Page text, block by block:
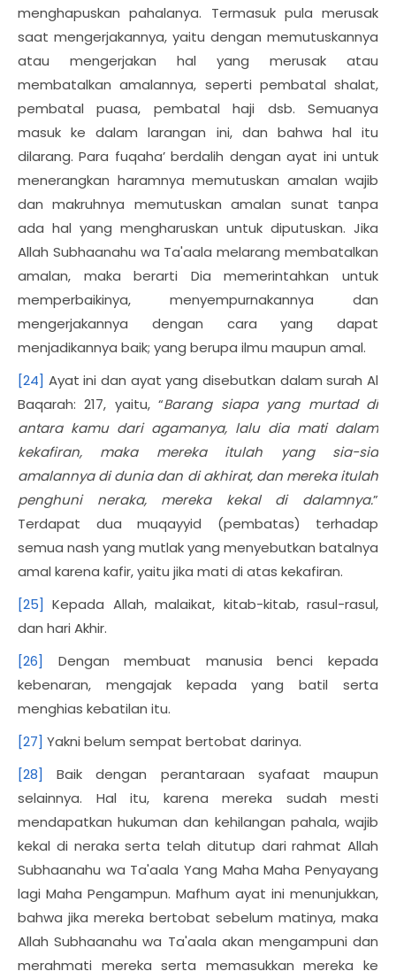
menghapuskan pahalanya. Termasuk pula merusak
saat mengerjakannya, yaitu dengan memutuskannya
atau mengerjakan hal yang merusak atau
membatalkan amalannya, seperti pembatal shalat,
pembatal puasa, pembatal haji dsb. Semuanya
masuk ke dalam larangan ini, dan bahwa hal itu
dilarang. Para fuqaha’ berdalih dengan ayat ini untuk
menerangkan haramnya memutuskan amalan wajib
dan makruhnya memutuskan amalan sunat tanpa
ada hal yang mengharuskan untuk diputuskan. Jika
Allah Subhaanahu wa Ta'aala melarang membatalkan
amalan, maka berarti Dia memerintahkan untuk
memperbaikinya, menyempurnakannya dan
mengerjakannya dengan cara yang dapat
menjadikannya baik; yang berupa ilmu maupun amal.
[24] Ayat ini dan ayat yang disebutkan dalam surah Al
Baqarah: 217, yaitu, “Barang siapa yang murtad di
antara kamu dari agamanya, lalu dia mati dalam
kekafiran, maka mereka itulah yang sia-sia
amalannya di dunia dan di akhirat, dan mereka itulah
penghuni neraka, mereka kekal di dalamnya.”
Terdapat dua muqayyid (pembatas) terhadap
semua nash yang mutlak yang menyebutkan batalnya
amal karena kafir, yaitu jika mati di atas kekafiran.
[25] Kepada Allah, malaikat, kitab-kitab, rasul-rasul,
dan hari Akhir.
[26]
Dengan membuat manusia benci kepada
kebenaran, mengajak kepada yang batil serta
menghias kebatilan itu.
[27] Yakni belum sempat bertobat darinya.
[28]
Baik dengan perantaraan syafaat maupun
selainnya. Hal itu, karena mereka sudah mesti
mendapatkan hukuman dan kehilangan pahala, wajib
kekal di neraka serta telah ditutup dari rahmat Allah
Subhaanahu wa Ta'aala Yang Maha Maha Penyayang
lagi Maha Pengampun. Mafhum ayat ini menunjukkan,
bahwa jika mereka bertobat sebelum matinya, maka
Allah Subhaanahu wa Ta'aala akan mengampuni dan
merahmati mereka serta memasukkan mereka ke